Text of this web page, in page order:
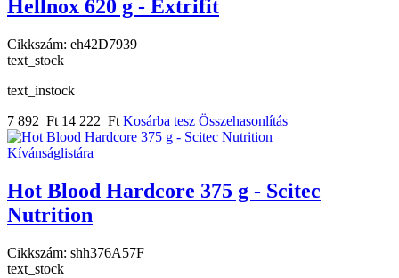
Hellnox 620 g - Extrifit
Cikkszám: eh42D7939
text_stock
text_instock
7 892 Ft 14 222 Ft Kosárba tesz Összehasonlítás
Kívánságlistára
Hot Blood Hardcore 375 g - Scitec
Nutrition
Cikkszám: shh376A57F
text_stock